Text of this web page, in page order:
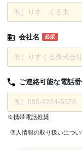
会社名 必須
ご連絡可能な電話
※携帯電話推奨
個人情報の取り扱いについ